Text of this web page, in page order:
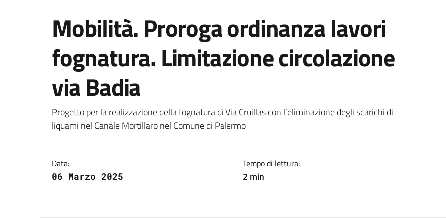
Mobilità. Proroga ordinanza lavori
fognatura. Limitazione circolazione
via Badia
Dettagli della notizia
Progetto per la realizzazione della fognatura di Via Cruillas con l’eliminazione degli scarichi di
liquami nel Canale Mortillaro nel Comune di Palermo
Data:
06 Marzo 2025
Tempo di lettura:
2 min